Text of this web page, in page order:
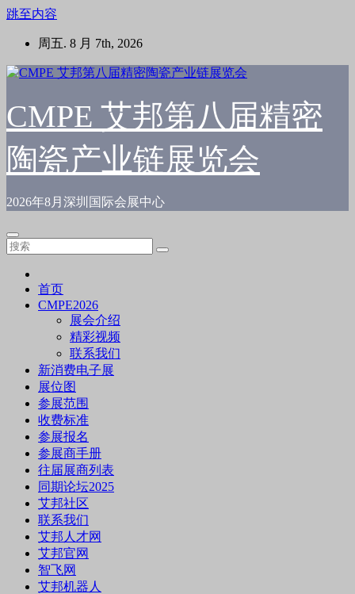
跳至内容
周五. 8 月 7th, 2026
CMPE 艾邦第八届精密
陶瓷产业链展览会
2026年8月深圳国际会展中心
首页
CMPE2026
展会介绍
精彩视频
联系我们
新消费电子展
展位图
参展范围
收费标准
参展报名
参展商手册
往届展商列表
同期论坛2025
艾邦社区
联系我们
艾邦人才网
艾邦官网
智飞网
艾邦机器人